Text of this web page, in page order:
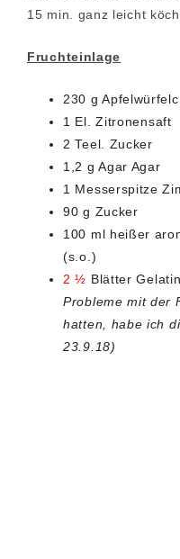
15 min. ganz leicht
Fruchteinlage
230 g
1 El. Zitronensaft
2 Teel. Zucker
1,2 g Agar Agar
1 Messerspitze
90 g Zucker
100 ml heißer
(s.o.)
2 ½ Blätter
Probleme mit der
hatten, habe ich
23.9.18)